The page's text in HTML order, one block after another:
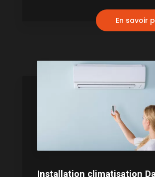
En savoir
Installation climatisation